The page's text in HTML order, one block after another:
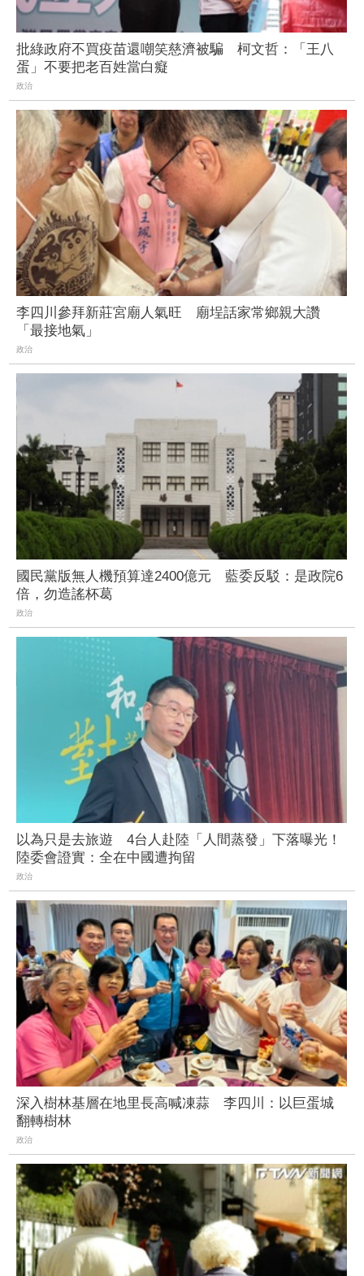
批綠政府不買疫苗還嘲笑慈濟被騙 柯文哲：「王八
蛋」不要把老百姓當白癡
政治
李四川參拜新莊宮廟人氣旺 廟埕話家常鄉親大讚
「最接地氣」
政治
國民黨版無人機預算達2400億元 藍委反駁：是政院6
倍，勿造謠杯葛
政治
以為只是去旅遊 4台人赴陸「人間蒸發」下落曝光！
陸委會證實：全在中國遭拘留
政治
深入樹林基層在地里長高喊凍蒜 李四川：以巨蛋城
翻轉樹林
政治